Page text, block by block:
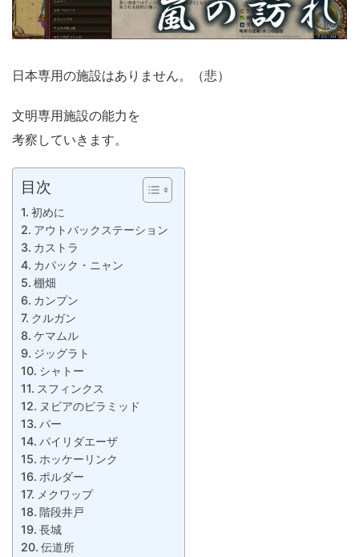
日本専用の施設はありません。（悲）
文明専用施設の能力を
考察していきます。
目次
初めに
アウトバックステーション
カストラ
カパック・ニャン
棚畑
カンプン
クルガン
ケマムル
ジッグラト
シャトー
スフィンクス
ヌビアのピラミッド
パー
パイリダエーザ
ホッケーリンク
ポルダー
メクワップ
階段井戸
長城
伝道所